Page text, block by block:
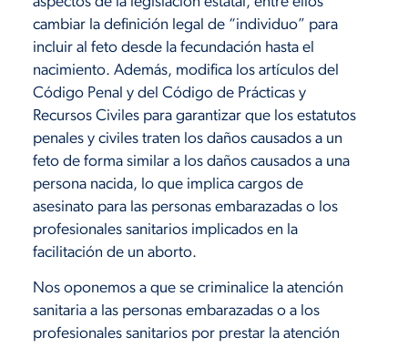
cambiar la definición legal de “individuo” para
incluir al feto desde la fecundación hasta el
nacimiento. Además, modifica los artículos del
Código Penal y del Código de Prácticas y
Recursos Civiles para garantizar que los estatutos
penales y civiles traten los daños causados a un
feto de forma similar a los daños causados a una
persona nacida, lo que implica cargos de
asesinato para las personas embarazadas o los
profesionales sanitarios implicados en la
facilitación de un aborto.
Nos oponemos a que se criminalice la atención
sanitaria a las personas embarazadas o a los
profesionales sanitarios por prestar la atención